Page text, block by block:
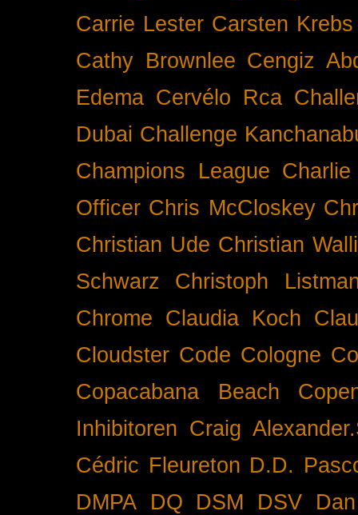
Carrie Lester Carsten Krebs
Cathy Brownlee Cengiz
Edema Cervélo Rca
Dubai Challenge
Champions League
Officer Chris McCloskey
Christian Ude Christian
Schwarz
Christoph
Chrome Claudia Koch
Cloudster Code Cologne
Copacabana Beach
Inhibitoren Craig
Cédric Fleureton D.D.
DMPA
DQ DSM DSV